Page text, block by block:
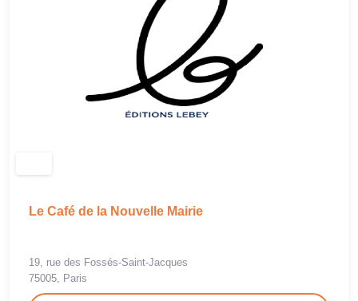
Le Café de la Nouvelle Mairie
19, rue des Fossés-Saint-Jacques
75005, Paris